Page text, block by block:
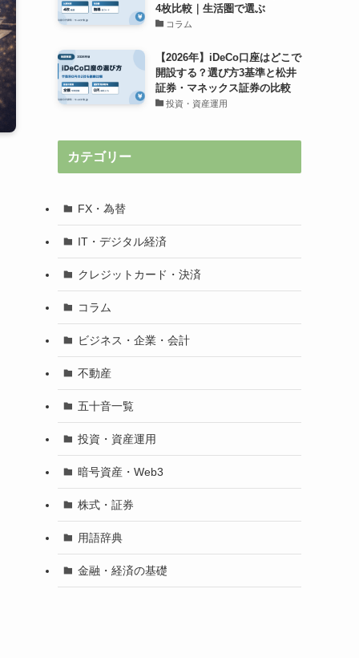
4枚比較｜生活圏で選ぶ
コラム
【2026年】iDeCo口座はどこで
開設する？選び方3基準と松井
証券・マネックス証券の比較
投資・資産運用
カテゴリー
FX・為替
IT・デジタル経済
クレジットカード・決済
コラム
ビジネス・企業・会計
不動産
五十音一覧
投資・資産運用
暗号資産・Web3
株式・証券
用語辞典
金融・経済の基礎